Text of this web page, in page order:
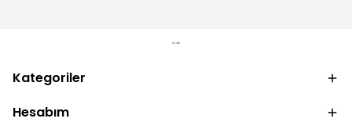
Kategoriler
Hesabım